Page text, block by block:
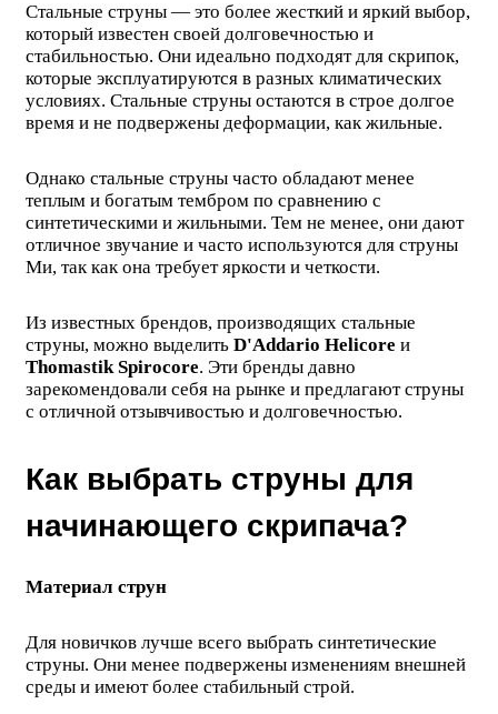
Стальные струны — это более жесткий и яркий выбор,
который известен своей долговечностью и
стабильностью. Они идеально подходят для скрипок,
которые эксплуатируются в разных климатических
условиях. Стальные струны остаются в строе долгое
время и не подвержены деформации, как жильные.
Однако стальные струны часто обладают менее
теплым и богатым тембром по сравнению с
синтетическими и жильными. Тем не менее, они дают
отличное звучание и часто используются для струны
Ми, так как она требует яркости и четкости.
Из известных брендов, производящих стальные
струны, можно выделить D'Addario Helicore и
Thomastik Spirocore. Эти бренды давно
зарекомендовали себя на рынке и предлагают струны
с отличной отзывчивостью и долговечностью.
Как выбрать струны для
начинающего скрипача?
Материал струн
Для новичков лучше всего выбрать синтетические
струны. Они менее подвержены изменениям внешней
среды и имеют более стабильный строй.